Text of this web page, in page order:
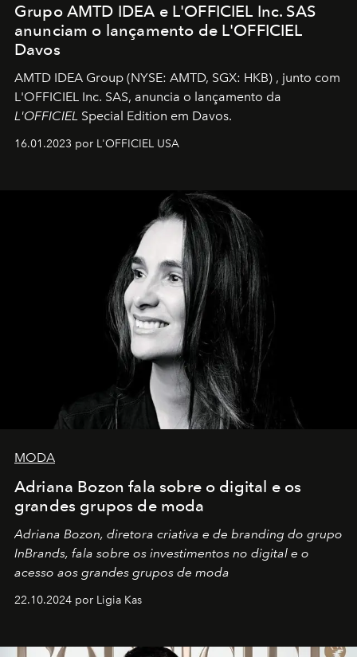
Grupo AMTD IDEA e L'OFFICIEL Inc. SAS
anunciam o lançamento de L'OFFICIEL
Davos
AMTD IDEA Group (NYSE: AMTD, SGX: HKB) , junto com
L'OFFICIEL Inc. SAS, anuncia o lançamento da
L'OFFICIEL Special Edition em Davos.
16.01.2023 por L'OFFICIEL USA
MODA
Adriana Bozon fala sobre o digital e os
grandes grupos de moda
Adriana Bozon, diretora criativa e de branding do grupo
InBrands, fala sobre os investimentos no digital e o
acesso aos grandes grupos de moda
22.10.2024 por Ligia Kas